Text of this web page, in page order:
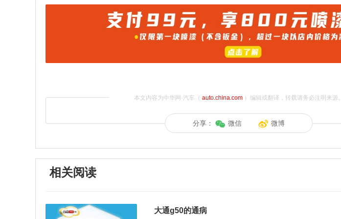
本文内容为中华网·汽车（ auto.china.com）编辑或翻译，转载请务必注明来源。
分享： 微信 微博
相关阅读
大通g50的通病